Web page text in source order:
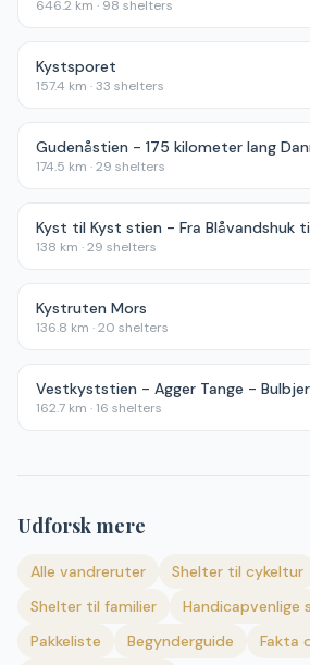
646.2 km · 98 shelters
Kystsporet
157.4 km ·33 shelters
Gudenåstien - 175 kilometer lang
174.5 km ·29 shelters
Kyst til Kyst stien - Fra Blåvandshuk
138 km ·29 shelters
Kystruten Mors
136.8 km ·20 shelters
Vestkyststien - Agger Tange -
162.7 km · 16 shelters
Udforsk mere
Alle vandreruter Shelter til cykeltur
Shelter til familier
Handicapvenlige
Pakkeliste
Begynderguide
Fakta